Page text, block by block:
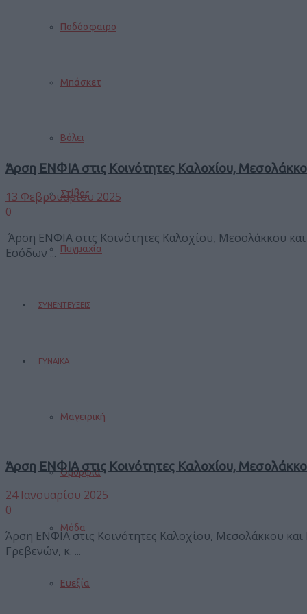
Ποδόσφαιρο
Μπάσκετ
Βόλεϊ
Στίβος
Πυγμαχία
ΣΥΝΕΝΤΕΥΞΕΙΣ
ΓΥΝΑΙΚΑ
Μαγειρική
Ομορφιά
Μόδα
Ευεξία
Άρση ΕΝΦΙΑ στις Κοινότητες Καλοχίου,
13 Φεβρουαρίου 2025
0
Άρση ΕΝΦΙΑ στις Κοινότητες Καλοχίου, Μεσολάκκου
Εσόδων ...
Άρση ΕΝΦΙΑ στις Κοινότητες Καλοχίου,
24 Ιανουαρίου 2025
0
Άρση ΕΝΦΙΑ στις Κοινότητες Καλοχίου, Μεσολάκκου
Γρεβενών, κ. ...